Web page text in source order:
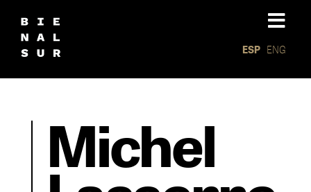
ESP ENG
Michel